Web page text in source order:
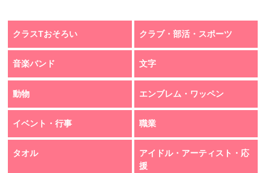
クラスTおそろい クラブ・部活・スポーツ
音楽バンド 文字
動物 エンブレム・ワッペン
イベント・行事 職業
タオル
アイドル・アーティスト・応
援